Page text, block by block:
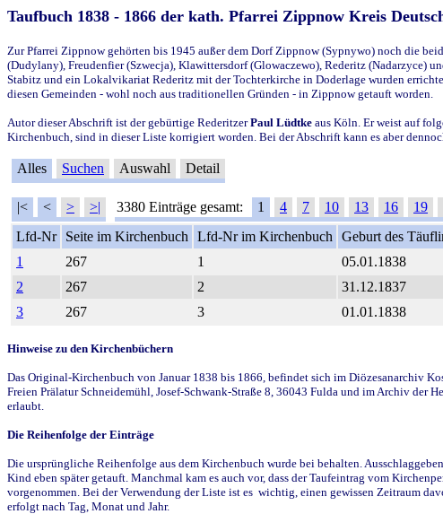
Taufbuch 1838 - 1866 der kath. Pfarrei Zippnow Kreis
Zur Pfarrei Zippnow gehörten bis 1945 außer dem Dorf Zippnow (Sypnywo) noch die
(Dudylany), Freudenfier (Szwecja), Klawittersdorf (Glowaczewo), Rederitz (Nadarzyce)
Stabitz und ein Lokalvikariat Rederitz mit der Tochterkirche in Doderlage wurden
diesen Gemeinden - wohl noch aus traditionellen Gründen - in Zippnow getauft worden.
Autor dieser Abschrift ist der gebürtige RederitzerPaul Lüdtke aus Köln. Er weist auf
Kirchenbuch, sind in dieser Liste korrigiert worden. Bei der Abschrift kann es aber
Alles Suchen Auswahl Detail
|< < > >| 3380 Einträge gesamt: 1 4 7 10 13 16 19
Lfd-Nr
Seite im Kirchenbuch Lfd-Nr im Kirchenbuch Geburt des
1
267 1 05.01.1838
2
267 2 31.12.1837
3
267 3 01.01.1838
Hinweise zu den Kirchenbüchern
Das Original-Kirchenbuch von Januar 1838 bis 1866, befindet sich im Diözesanarchiv
Freien Prälatur Schneidemühl, Josef-Schwank-Straße 8, 36043 Fulda und im Archiv der
erlaubt.
Die Reihenfolge der Einträge
Die ursprüngliche Reihenfolge aus dem Kirchenbuch wurde bei behalten.
Kind eben später getauft. Manchmal kam es auch vor, dass der Taufeintrag vom
vorgenommen. Bei der Verwendung der Liste ist es wichtig, einen gewissen Zeitraum
erfolgt nach Tag, Monat und Jahr.